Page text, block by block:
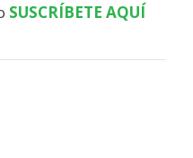
SUSCRÍBETE AQUÍ